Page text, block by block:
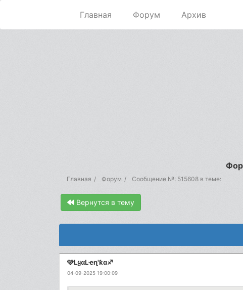
Главная Форум Архив
Главная Форум Сообщение №: 515608 в теме:
Вернутся в тему
🩷LყαLҽɳ'ƙα♐
04-09-2025 19:00:09